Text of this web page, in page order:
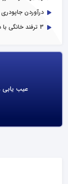
درآوردن
3 ترفند خانگی با دریل
عیب یابی